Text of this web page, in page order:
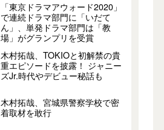
「東京ドラマアウォード2020」
で連続ドラマ部門に「いだて
ん」、単発ドラマ部門は「教
場」がグランプリを受賞
木村拓哉、TOKIOと初解禁の貴
重エピソードを披露！ ジャニー
ズJr.時代やデビュー秘話も
木村拓哉、宮城県警察学校で密
着取材を敢行